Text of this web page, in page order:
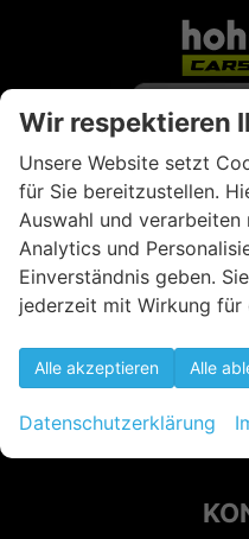
Wir respektieren
Unsere Website setzt
für Sie bereitzustellen.
Auswahl und
Analytics und
Einverständnis geben.
jederzeit mit Wirkung
Alle akzeptieren Alle
Datenschutzerklärung